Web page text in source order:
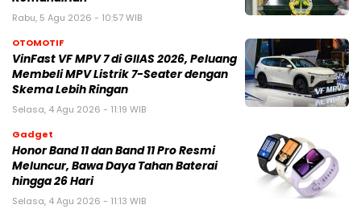
Rabu, 5 Agu 2026 - 10:57 WIB
OTOMOTIF
VinFast VF MPV 7 di GIIAS 2026, Peluang
Membeli MPV Listrik 7-Seater dengan
Skema Lebih Ringan
Selasa, 4 Agu 2026 - 11:19 WIB
Gadget
Honor Band 11 dan Band 11 Pro Resmi
Meluncur, Bawa Daya Tahan Baterai
hingga 26 Hari
Selasa, 4 Agu 2026 - 11:13 WIB